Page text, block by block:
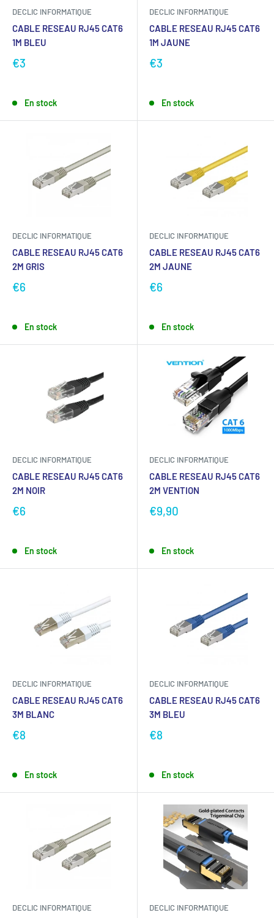
DECLIC INFORMATIQUE
CABLE RESEAU RJ45 CAT6
1M BLEU
€3
En stock
DECLIC INFORMATIQUE
CABLE RESEAU RJ45 CAT6
1M JAUNE
€3
En stock
DECLIC INFORMATIQUE
CABLE RESEAU RJ45 CAT6
2M GRIS
€6
En stock
DECLIC INFORMATIQUE
CABLE RESEAU RJ45 CAT6
2M JAUNE
€6
En stock
DECLIC INFORMATIQUE
CABLE RESEAU RJ45 CAT6
2M NOIR
€6
En stock
DECLIC INFORMATIQUE
CABLE RESEAU RJ45 CAT6
2M VENTION
€9,90
En stock
DECLIC INFORMATIQUE
CABLE RESEAU RJ45 CAT6
3M BLANC
€8
En stock
DECLIC INFORMATIQUE
CABLE RESEAU RJ45 CAT6
3M BLEU
€8
En stock
DECLIC INFORMATIQUE DECLIC INFORMATIQUE